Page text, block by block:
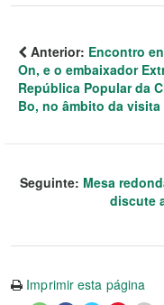
Anterior: Encontro
On, e o embaixador
República Popular da
Bo, no âmbito da
Seguinte: Mesa
discute
Imprimir esta página